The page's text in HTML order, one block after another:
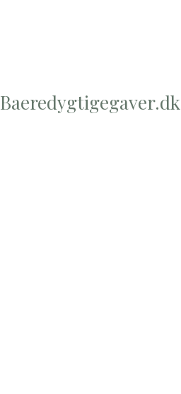
Baeredygtigegaver.dk